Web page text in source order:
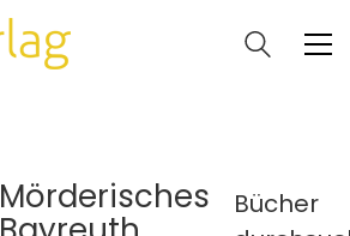
Mörderisches
Bücher